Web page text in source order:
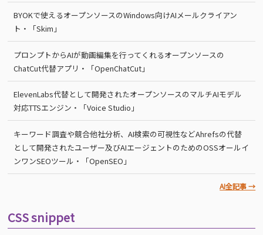
BYOKで使えるオープンソースのWindows向けAIメールクライアン
ト・「Skim」
プロンプトからAIが動画編集を行ってくれるオープンソースの
ChatCut代替アプリ・「OpenChatCut」
ElevenLabs代替として開発されたオープンソースのマルチAIモデル
対応TTSエンジン・「Voice Studio」
キーワード調査や競合他社分析、AI検索の可視性などAhrefsの代替
として開発されたユーザー及びAIエージェントのためのOSSオールイ
ンワンSEOツール・「OpenSEO」
AI全記事 →
CSS snippet